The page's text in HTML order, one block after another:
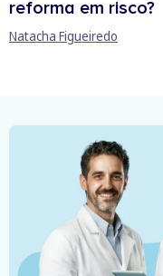
reforma em risco?
Natacha Figueiredo